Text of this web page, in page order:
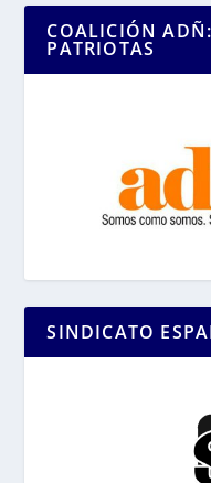
COALICIÓN
PATRIOTAS
SINDICATO